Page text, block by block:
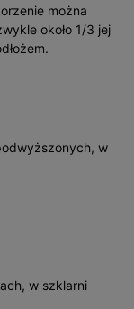
można
około 1/3 jej
w
w szklarni